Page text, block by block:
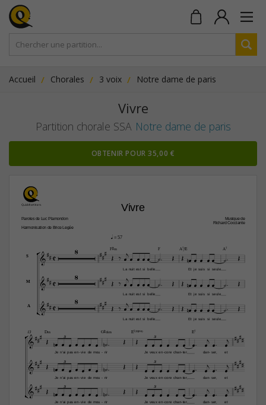
Accueil Chorales 3 voix Notre dame de paris
Vivre
Partition chorale SSA Notre dame de paris
OBTENIR POUR 35,00 €




Musique de
Richard Cocciante
Vivre
Paroles de Luc Plamondon
Harmonisation de Brice Legée
La nuit est si belle Et je suis si seule
q = 57
La nuit est si belle Et je suis si seule
La nuit est si belle Et je suis si seule
Je n'ai pas en vie
- de mou rir
- Je veux en core
- chan ter,
- dan ser,
- et
13
Je n'ai pas en vie
- de mou rir
- Je veux en core
- chan ter,
- dan ser,
- et
Je n'ai pas en vie
- de mou rir
- Je veux en core
- chan ter,
- dan ser,
- et
C
C
C

S 8  F©‹ F A7/E A7

M 8 

A 8 
 D‹ G©‡…‹ E7(“4) E7 
3 3
 
3 3
 
3 3
      
     
      
     
      
     
 
       
             
 
       
             
 
       
             